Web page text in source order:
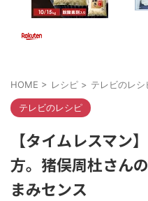
HOME > レシピ > テレビのレシ
テレビのレシピ
【タイムレスマン
方。猪俣周杜さん
まみセンス